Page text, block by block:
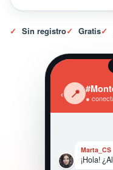
✓ Sin registro✓ Gratis✓
‹ 📍 ●
Marta_CS
¡Hola!